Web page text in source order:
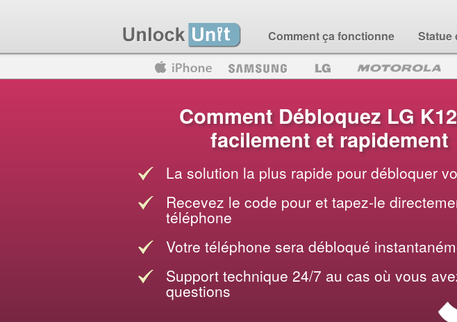
Comment ça fonctionne Statue
Blackberry
Comment Débloquez LG
facilement et rapidement
La solution la plus rapide pour débloquer
Recevez le code pour et tapez-le
téléphone
Votre téléphone sera débloqué
Support technique 24/7 au cas où vous
questions